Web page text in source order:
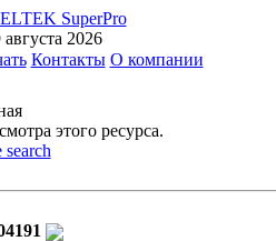
SuperPro
2026
Контакты О компании
этого ресурса.